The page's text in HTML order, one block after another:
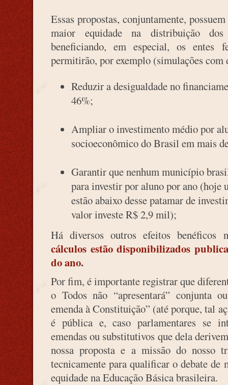
Essas propostas, conjuntamente,
maior equidade na distribuição
beneficiando, em especial, os entes
permitirão, por exemplo (simulações com
Reduzir a desigualdade no
46%;
Ampliar o investimento médio por
socioeconômico do Brasil em mais
Garantir que nenhum município
para investir por aluno por ano (hoje
estão abaixo desse patamar de
valor investe R$ 2,9 mil);
Há diversos outros efeitos benéficos
cálculos estão disponibilizados
do ano.
Por fim, é importante registrar que
o Todos não “apresentará” conjunta
emenda à Constituição” (até porque, tal
é pública e, caso parlamentares se
emendas ou substitutivos que dela
nossa proposta e a missão do nosso
tecnicamente para qualificar o debate de
equidade na Educação Básica brasileira.